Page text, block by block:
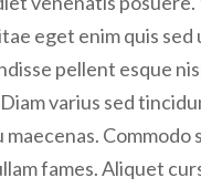
eget enim quis
pellent esque
varius sed
fames. Aliquet